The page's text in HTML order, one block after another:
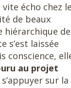
écho chez
de beaux
hiérarchique de
s’est laissée
conscience,
au projet
sur la